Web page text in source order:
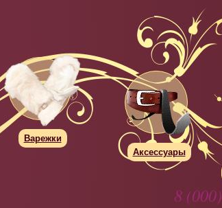
Варежки
Аксессуары
8 (000)